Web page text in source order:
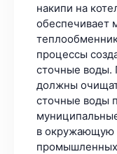
накипи на
обеспечивает
процессы
сточные
должны
сточные воды
в окружающую
промышленных